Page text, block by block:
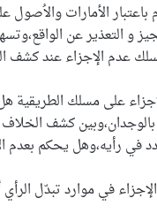
باعتبار الأمارات
و التعذير عن
عدم الإجزاء عند
على مسلك
كشف
رأيه،وهل يحكم بعدم
في موارد تبدّل